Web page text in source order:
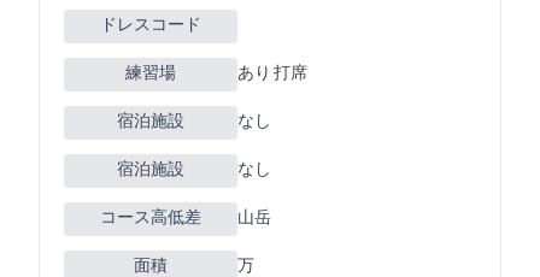
ドレスコード
練習場 あり 50Y 5打席
宿泊施設 なし
宿泊施設 なし
コース高低差 山岳
面積 140万m2